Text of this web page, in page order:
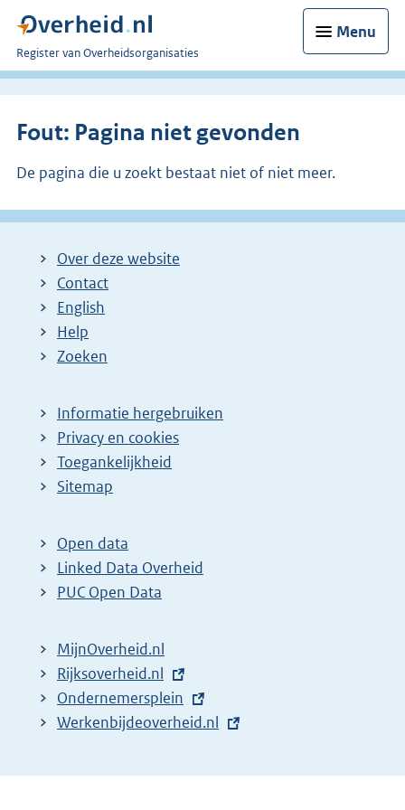
Menu
U
bent
Register van Overheidsorganisaties
Fout: Pagina niet gevonden
De pagina die u zoekt bestaat niet of niet meer.
Over deze website
Contact
English
Help
Zoeken
Informatie hergebruiken
Privacy en cookies
Toegankelijkheid
Sitemap
Open data
Linked Data Overheid
PUC Open Data
MijnOverheid.nl
E
x
t
r
Rijksoverheid.nl
E
x
e
Ondernemersplein
E
t
Werkenbijdeoverheid.nl